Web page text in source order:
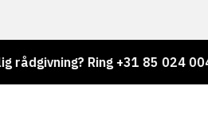
Ring +31 85 024 0044